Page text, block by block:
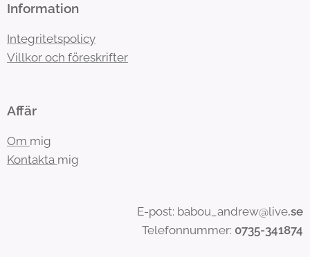
Information
Integritetspolicy
Villkor och föreskrifter
Affär
Om mig
Kontakta mig
E-post: babou_andrew@live.se
Telefonnummer: 0735-341874